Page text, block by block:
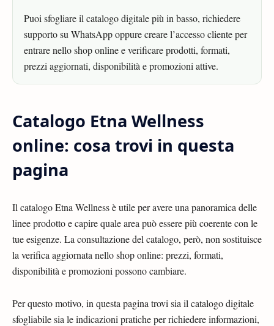
Puoi sfogliare il catalogo digitale più in basso, richiedere
supporto su WhatsApp oppure creare l’accesso cliente per
entrare nello shop online e verificare prodotti, formati,
prezzi aggiornati, disponibilità e promozioni attive.
Catalogo Etna Wellness
online: cosa trovi in questa
pagina
Il catalogo Etna Wellness è utile per avere una panoramica delle
linee prodotto e capire quale area può essere più coerente con le
tue esigenze. La consultazione del catalogo, però, non sostituisce
la verifica aggiornata nello shop online: prezzi, formati,
disponibilità e promozioni possono cambiare.
Per questo motivo, in questa pagina trovi sia il catalogo digitale
sfogliabile sia le indicazioni pratiche per richiedere informazioni,